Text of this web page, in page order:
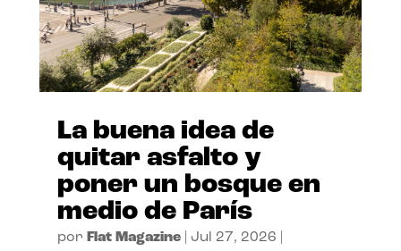
La buena idea de
quitar asfalto y
poner un bosque en
medio de París
por Flat Magazine| Jul 27, 2026